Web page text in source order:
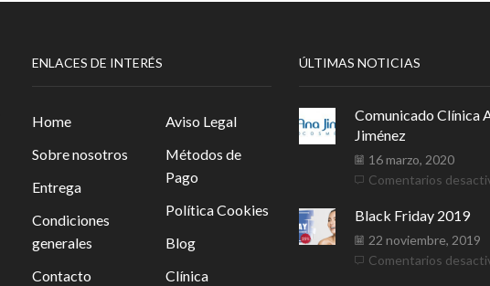
ENLACES DE INTERÉS
Home
Sobre nosotros
Entrega
Condiciones
generales
Contacto
Aviso Legal
Métodos de
Pago
Política Cookies
Blog
Clínica
ÚLTIMAS NOTICIAS
Comunicado Clínica
Jiménez
16 marzo, 2020
Comentarios
Black Friday 2019
22 noviembre, 2019
Comentarios